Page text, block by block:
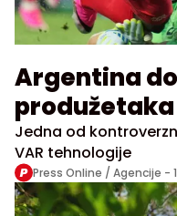
Argentina
Jedna od
VAR tehnologije
Press Online / Agencije -